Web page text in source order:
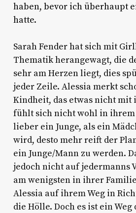
haben, bevor ich überhaupt
hatte.
Sarah Fender hat sich mit
Thematik herangewagt, die
sehr am Herzen liegt, dies
jeder Zeile. Alessia merkt
Kindheit, das etwas nicht mit
fühlt sich nicht wohl in
lieber ein Junge, als ein
wird, desto mehr reift der
ein Junge/Mann zu werden.
jedoch nicht auf jedermanns
am wenigsten in ihrer
Alessia auf ihrem Weg in
die Hölle. Doch es ist ein Weg